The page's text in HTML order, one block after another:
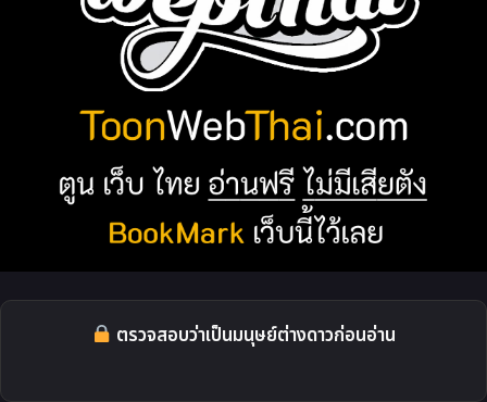
ตรวจสอบว่าเป็นมนุษย์ต่างดาวก่อนอ่าน